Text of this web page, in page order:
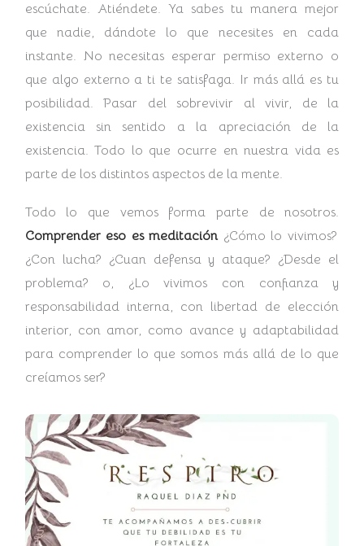
escúchate. Atiéndete. Ya sabes tu manera mejor
que nadie, dándote lo que necesites en cada
instante. No necesitas esperar permiso externo o
que algo externo a ti te satisfaga. Ir más allá es tu
posibilidad. Pasar del sobrevivir al vivir, de la
existencia sin sentido a la apreciación de la
existencia. Todo lo que ocurre en nuestra vida es
parte de los distintos aspectos de la mente.
Todo lo que vemos forma parte de nosotros.
Comprender eso es meditación¿Cómo lo vivimos?
¿Con lucha? ¿Cuan defensa y ataque? ¿Desde el
problema? o, ¿Lo vivimos con confianza y
responsabilidad interna, con libertad de elección
interior, con amor, como avance y adaptabilidad
para comprender lo que somos más allá de lo que
creíamos ser?